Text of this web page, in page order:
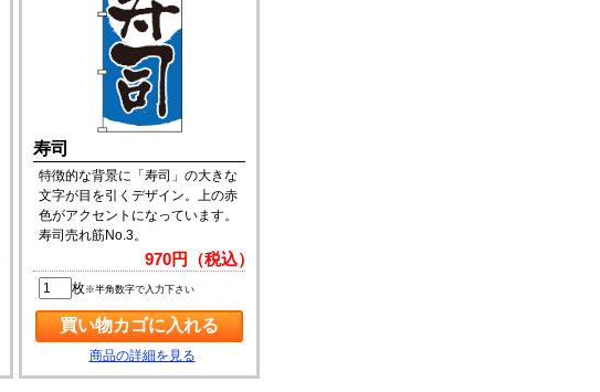
寿司
特徴的な背景に「寿司」の大きな
文字が目を引くデザイン。上の赤
色がアクセントになっています。
寿司売れ筋No.3。
970円（税込）
枚※半角数字で入力下さい
商品の詳細を見る